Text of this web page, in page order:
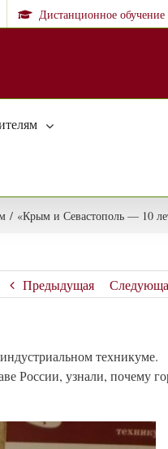
Дистанционное обучение
/ «Крым и Севастополь — 10
Предыдущая
техникуме.
России, узнали, почему